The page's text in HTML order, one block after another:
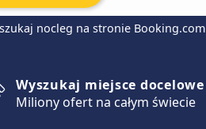
nocleg na stronie Booking.com
Wyszukaj miejsce docelowe
Miliony ofert na całym świecie